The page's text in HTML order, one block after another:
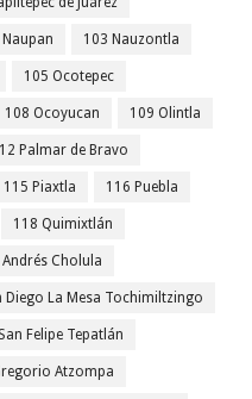
103 Nauzontla
105 Ocotepec
108 Ocoyucan 109 Olintla
Palmar de Bravo
115 Piaxtla 116 Puebla
118 Quimixtlán
Andrés Cholula
Diego La Mesa Tochimiltzingo
Felipe Tepatlán
Atzompa